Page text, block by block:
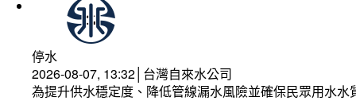
停水
2026-08-07, 13:32│台灣自來水公司
為提升供水穩定度、降低管線漏水風險並確保民眾用水